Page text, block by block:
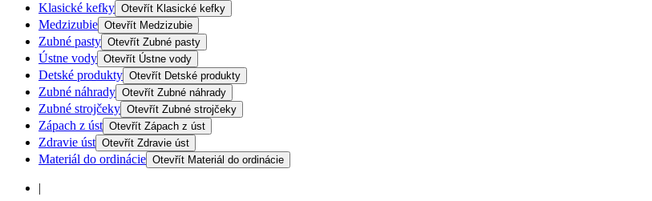
Klasické kefky Otevřít Klasické kefky
Medzizubie Otevřít Medzizubie
Zubné pasty Otevřít Zubné pasty
Ústne vody Otevřít Ústne vody
Detské produkty Otevřít Detské produkty
Zubné náhrady Otevřít Zubné náhrady
Zubné strojčeky Otevřít Zubné strojčeky
Zápach z úst Otevřít Zápach z úst
Zdravie úst Otevřít Zdravie úst
Materiál do ordinácie Otevřít Materiál do ordinácie
|